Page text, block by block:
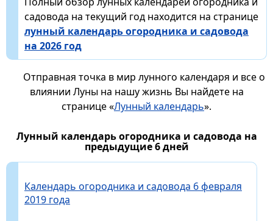
садовода на текущий год находится на странице
лунный календарь огородника и садовода
на 2026 год
Отправная точка в мир лунного календаря и все о
влиянии Луны на нашу жизнь Вы найдете на
странице «Лунный календарь».
Лунный календарь огородника и садовода на
предыдущие 6 дней
Календарь огородника и садовода 6 февраля
2019 года